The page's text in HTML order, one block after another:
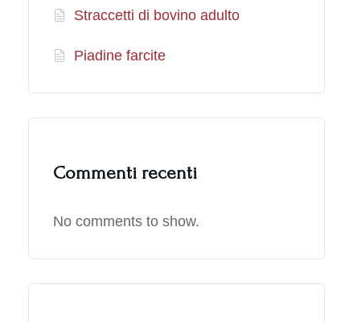
Straccetti di bovino adulto
Piadine farcite
Commenti recenti
No comments to show.